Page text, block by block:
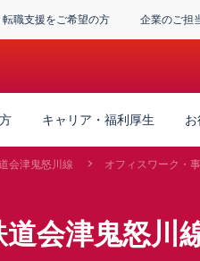
転職支援をご希望の方 企業のご担
キャリア・福利厚生
会津鬼怒川線 オフィスワーク・
道会津鬼怒